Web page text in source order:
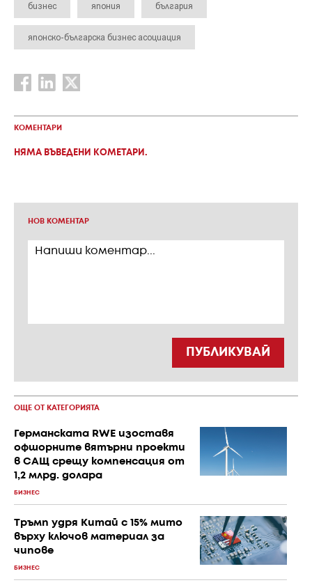
бизнес япония българия
японско-българска бизнес асоциация
КОМЕНТАРИ
НЯМА ВЪВЕДЕНИ КОМЕТАРИ.
НОВ КОМЕНТАР
ПУБЛИКУВАЙ
ОЩЕ ОТ КАТЕГОРИЯТА
Германската RWE изоставя
офшорните вятърни проекти
в САЩ срещу компенсация от
1,2 млрд. долара
БИЗНЕС
Тръмп удря Китай с 15% мито
върху ключов материал за
чипове
БИЗНЕС